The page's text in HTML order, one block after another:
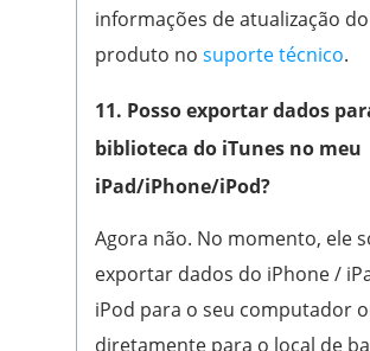
informações de atualização do
produto no suporte técnico.
11. Posso exportar dados
biblioteca do iTunes no meu
iPad/iPhone/iPod?
Agora não. No momento, ele
exportar dados do iPhone /
iPod para o seu computador
diretamente para o local de